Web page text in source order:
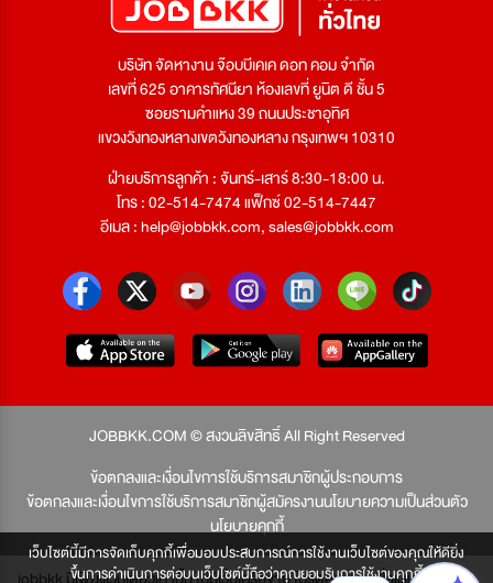
เว็บไซต์นี้มีการจัดเก็บคุกกี้เพื่อมอบประสบการณ์การใช้งานเว็บไซต์ของคุณให้ดียิ่ง
ขึ้นการดำเนินการต่อบนเว็บไซต์นี้ถือว่าคุณยอมรับการใช้งานคุกกี้
บริษัท จัดหางาน จ๊อบบีเคเค ดอท คอม จำกัด
เลขที่ 625 อาคารทัศนียา ห้องเลขที่ ยูนิต ดี ชั้น 5
ซอยรามคำแหง 39 ถนนประชาอุทิศ
แขวงวังทองหลางเขตวังทองหลาง กรุงเทพฯ 10310
ฝ่ายบริการลูกค้า : จันทร์-เสาร์ 8:30-18:00 น.
โทร : 02-514-7474 แฟ็กซ์ 02-514-7447
อีเมล :help@jobbkk.com,sales@jobbkk.com
JOBBKK.COM © สงวนลิขสิทธิ์ All Right Reserved
ข้อตกลงและเงื่อนไขการใช้บริการสมาชิกผู้ประกอบการ
ข้อตกลงและเงื่อนไขการใช้บริการสมาชิกผู้สมัครงานนโยบายความเป็นส่วนตัว
นโยบายคุกกี้